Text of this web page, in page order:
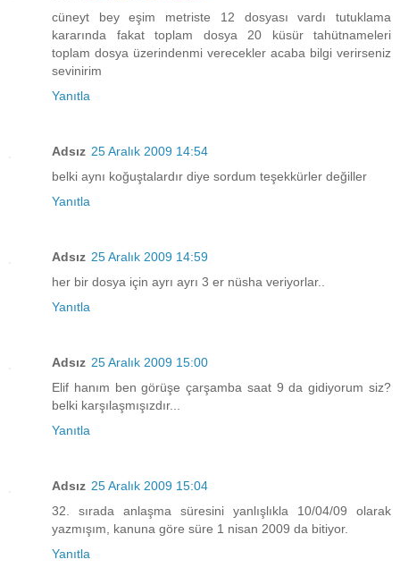
cüneyt bey eşim metriste 12 dosyası vardı tutuklama
kararında fakat toplam dosya 20 küsür tahütnameleri
toplam dosya üzerindenmi verecekler acaba bilgi verirseniz
sevinirim
Yanıtla
Adsız 25 Aralık 2009 14:54
belki aynı koğuştalardır diye sordum teşekkürler değiller
Yanıtla
Adsız 25 Aralık 2009 14:59
her bir dosya için ayrı ayrı 3 er nüsha veriyorlar..
Yanıtla
Adsız 25 Aralık 2009 15:00
Elif hanım ben görüşe çarşamba saat 9 da gidiyorum siz?
belki karşılaşmışızdır...
Yanıtla
Adsız 25 Aralık 2009 15:04
32. sırada anlaşma süresini yanlışlıkla 10/04/09 olarak
yazmışım, kanuna göre süre 1 nisan 2009 da bitiyor.
Yanıtla